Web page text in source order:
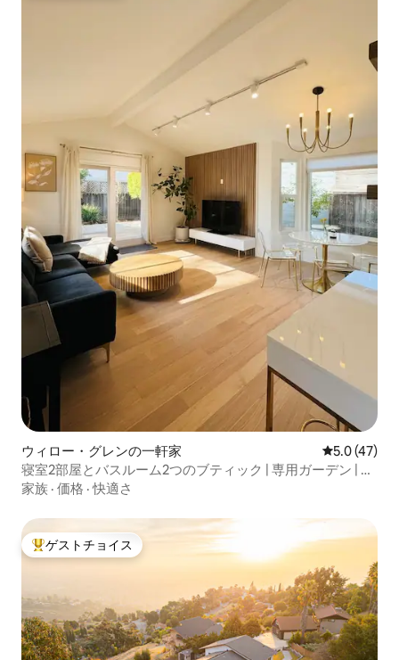
ウィロー・グレンの一軒家 レビュー47
5.0 (47)
寝室2部屋とバスルーム2つのブティック | 専用ガーデン | シ
リコンバレー
家族 · 価格 ·快適さ
大好評のゲストチョイスです。
ゲストチョイス